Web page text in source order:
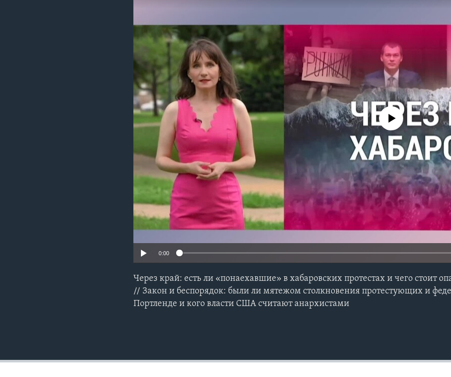
No media source currently
0:00
Через край: есть ли «понаехавшие» в хабаровских протестах и чего стоит
// Закон и беспорядок: были ли мятежом столкновения протестующих и
Портленде и кого власти США считают анархистами